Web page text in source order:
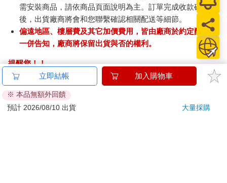
需安裝商品，請依商品頁面說明為主。訂單完成收款確認
後，出貨廠商將會和您聯繫確認相關配送等細節。
偏遠地區、樓層費及其它加價費用，皆由廠商於約定配送時
一併告知，廠商將保留出貨與否的權利。
提醒您！！
金石堂及銀行均不會請您操作ATM! 如接獲電話要求您前往
ATM提款機，請不要聽從指示，以免受騙上當！
退換貨須知：
立即結帳 加入購物車
※ 本品無額外回饋
預計 2026/08/10 出貨
大量採購